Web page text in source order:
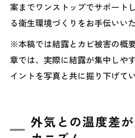
案までワンストップでサポート
る衛生環境づくりをお手伝いい
※本稿では結露とカビ被害の概
章では、実際に結露が集中しや
イントを写真と共に掘り下げて
外気との温度差